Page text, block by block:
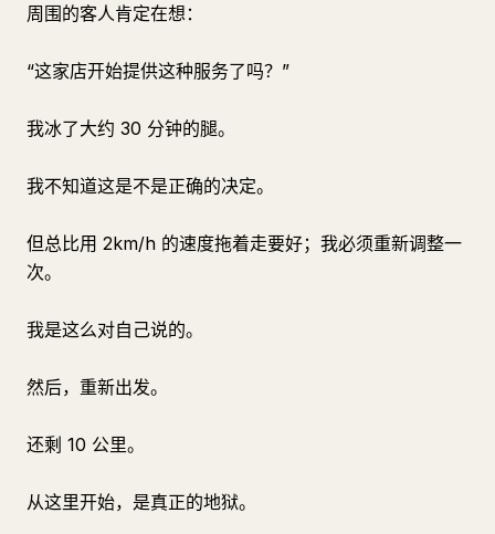
周围的客人肯定在想：
“这家店开始提供这种服务了吗？”
我冰了大约 30 分钟的腿。
我不知道这是不是正确的决定。
但总比用 2km/h 的速度拖着走要好；我必须重新调整一
次。
我是这么对自己说的。
然后，重新出发。
还剩 10 公里。
从这里开始，是真正的地狱。